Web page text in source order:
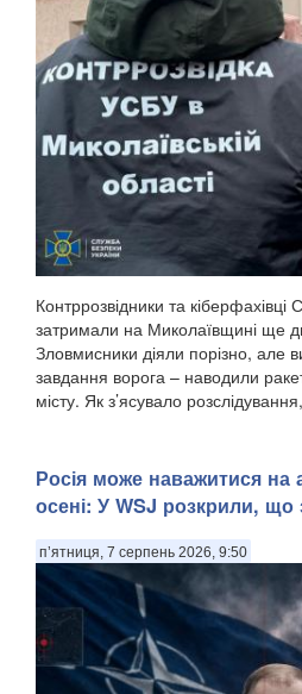
Контррозвідники та
затримали на Миколаївщині ще
Зловмисники діяли порізно, але
завдання ворога – наводили
місту. Як з’ясувало
Росія може наважитися на
осені: У WSJ розкрили,
п’ятниця, 7 серпень 2026, 9:50